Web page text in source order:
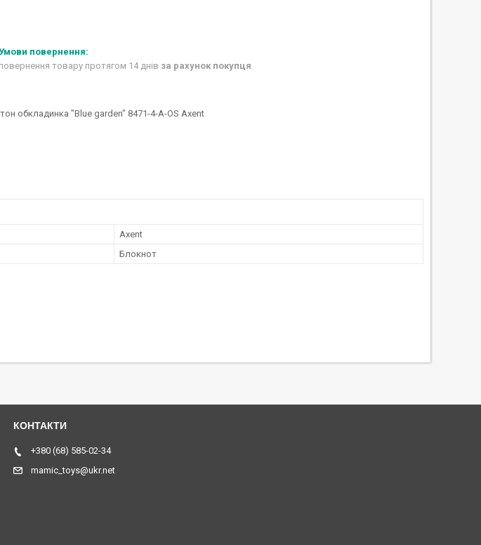
повернення товару протягом 14 днів за рахунок покупця
обкладинка "Blue garden" 8471-4-A-OS Axent
Axent
Блокнот
+380 (68) 585-02-34
mamic_toys@ukr.net